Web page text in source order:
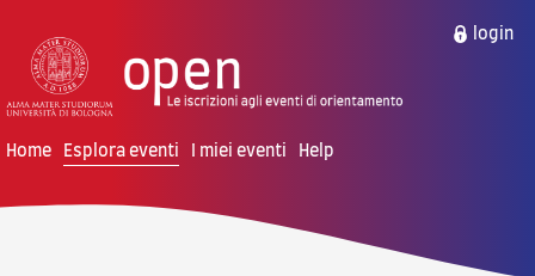
login
Home Esplora eventi I miei eventi Help